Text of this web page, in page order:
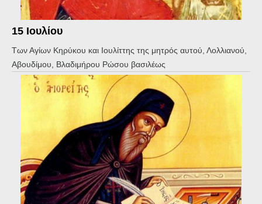
15 Ιουλίου
Των Αγίων Κηρύκου και Ιουλίττης της μητρός αυτού, Λολλιανού,
Αβουδίμου, Βλαδιμήρου Ρώσου βασιλέως